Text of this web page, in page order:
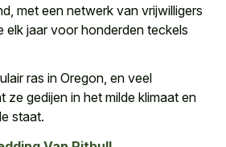
met een netwerk van vrijwilligers
elk jaar voor honderden teckels
ras in Oregon, en veel
ze gedijen in het milde klimaat en
staat.